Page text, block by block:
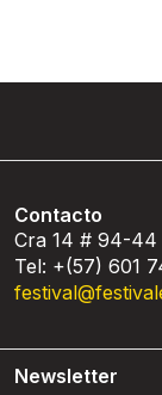
Contacto
Cra 14 # 94-44
Tel: +(57) 601
Newsletter